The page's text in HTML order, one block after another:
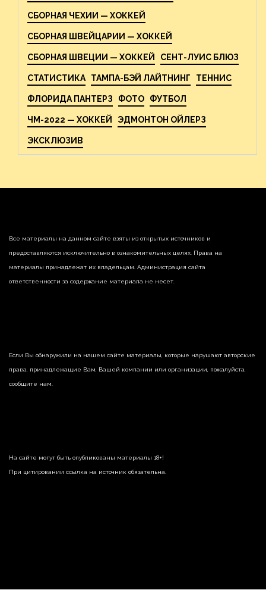
СБОРНАЯ ЧЕХИИ — ХОККЕЙ
СБОРНАЯ ШВЕЙЦАРИИ — ХОККЕЙ
СБОРНАЯ ШВЕЦИИ — ХОККЕЙ СЕНТ-ЛУИС БЛЮЗ
СТАТИСТИКА ТАМПА-БЭЙ ЛАЙТНИНГ ТЕННИС
ФЛОРИДА ПАНТЕРЗ ФОТО ФУТБОЛ
ЧМ-2022 — ХОККЕЙ ЭДМОНТОН ОЙЛЕРЗ
ЭКСКЛЮЗИВ
Все материалы на данном сайте взяты из открытых источников и
предоставляются исключительно в ознакомительных целях. Права на
материалы принадлежат их владельцам. Администрация сайта
ответственности за содержание материала не несет.
Если Вы обнаружили на нашем сайте материалы, которые нарушают авторские
права, принадлежащие Вам, Вашей компании или организации, пожалуйста,
сообщите нам.
На сайте могут быть опубликованы материалы 18+!
При цитировании ссылка на источник обязательна.